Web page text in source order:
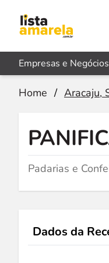
Empresas e Negócios
Home / Aracaju,
Padarias e
Dados da